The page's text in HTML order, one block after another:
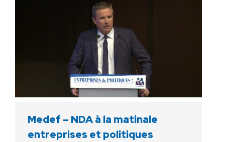
Medef – NDA à la matinale
entreprises et politiques